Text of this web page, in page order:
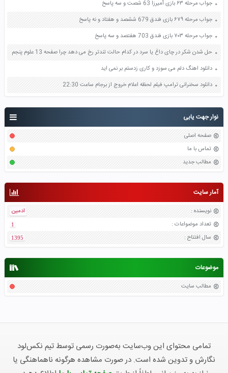
نوار جهت یابی
صفحه اصلی
تماس با ما
مطالب جدید
آمار سایت
نویسنده :
ادمین
تعداد موضواعات :
1
سال افتتاح :
1395
موضوعات
مطالب سایت
جواب مرحله ۶۳ بازی آمیرزا 63 شصت و سه پاسخ
جواب مرحله ۶۷۹ بازی فندق 679 ششصد و هفتاد و نه پاسخ
جواب مرحله ۷۰۳ بازی فندق 703 هفتصد و سه پاسخ
حل شدن شکر در چای داغ یا سرد در کدام حالت تندتر رخ می دهد چرا صفحه 13 علوم پنجم
دانلود اهنگ دلم می سوزد و کاری زدستم بر نمی اید
دانلود سخنرانی ترامپ فیلم لحظه اعلام خروج از برجام ساعت 22:30
تمامی محتوای این وب‌سایت به‌صورت رسمی توسط تیم نکس‌لود
نگارش و تدوین شده است. در صورت مشاهده هرگونه ناهماهنگی یا